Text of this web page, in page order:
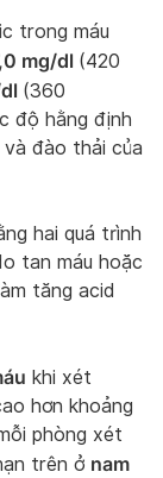
trong máu
mg/dl (420
(360
độ hằng định
đào thải của
hai quá trình
tan máu hoặc
tăng acid
khi xét
hơn khoảng
phòng xét
trên ở nam